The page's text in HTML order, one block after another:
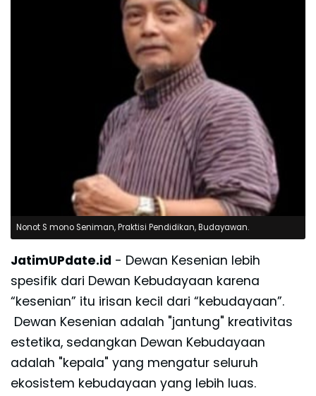
Nonot S mono Seniman, Praktisi Pendidikan, Budayawan.
JatimUPdate.id - Dewan Kesenian lebih
spesifik dari Dewan Kebudayaan karena
“kesenian” itu irisan kecil dari “kebudayaan”.
Dewan Kesenian adalah "jantung" kreativitas
estetika, sedangkan Dewan Kebudayaan
adalah "kepala" yang mengatur seluruh
ekosistem kebudayaan yang lebih luas.